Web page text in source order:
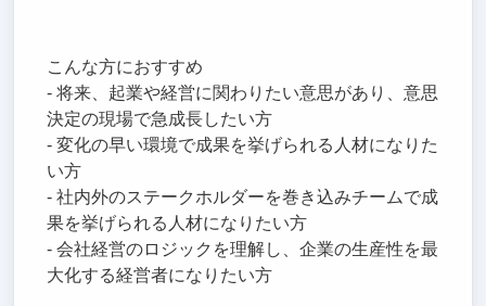
こんな方におすすめ
- 将来、起業や経営に関わりたい意思があり、意思
決定の現場で急成長したい方
- 変化の早い環境で成果を挙げられる人材になりた
い方
- 社内外のステークホルダーを巻き込みチームで成
果を挙げられる人材になりたい方
- 会社経営のロジックを理解し、企業の生産性を最
大化する経営者になりたい方